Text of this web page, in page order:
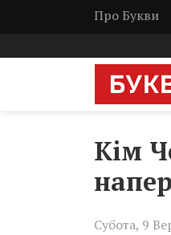
Про Букви
Кім
Субота, 9